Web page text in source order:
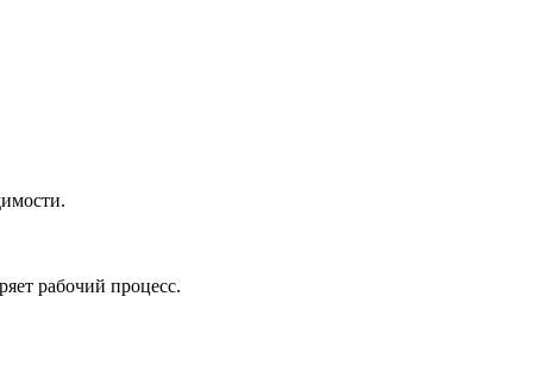
рабочий процесс.